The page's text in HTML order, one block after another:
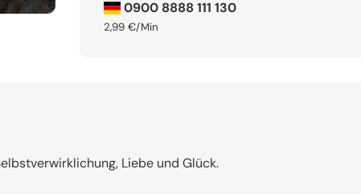
0900 8888 111 130
2,99 €/Min
Liebe und Glück.